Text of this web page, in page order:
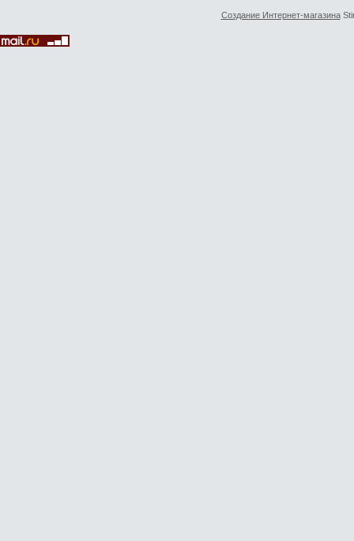
Создание Интернет-магазина